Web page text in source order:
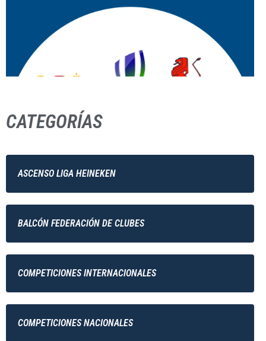
CATEGORÍAS
ASCENSO LIGA HEINEKEN
BALCÓN FEDERACIÓN DE CLUBES
COMPETICIONES INTERNACIONALES
COMPETICIONES NACIONALES